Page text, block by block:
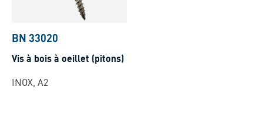
BN 33020
Vis à bois à oeillet (pitons)
INOX, A2